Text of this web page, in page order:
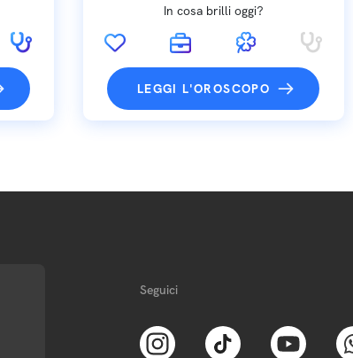
In cosa brilli oggi?
LEGGI L'OROSCOPO
Seguici